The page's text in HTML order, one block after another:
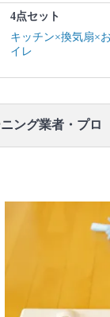
4点セット
キッチン×換気扇×
イレ
ング業者・プロ